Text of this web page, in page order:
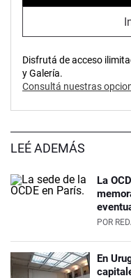
Disfrutá de acceso
y Galería.
Consultá nuestras
LEÉ ADEMÁS
La
POR
En